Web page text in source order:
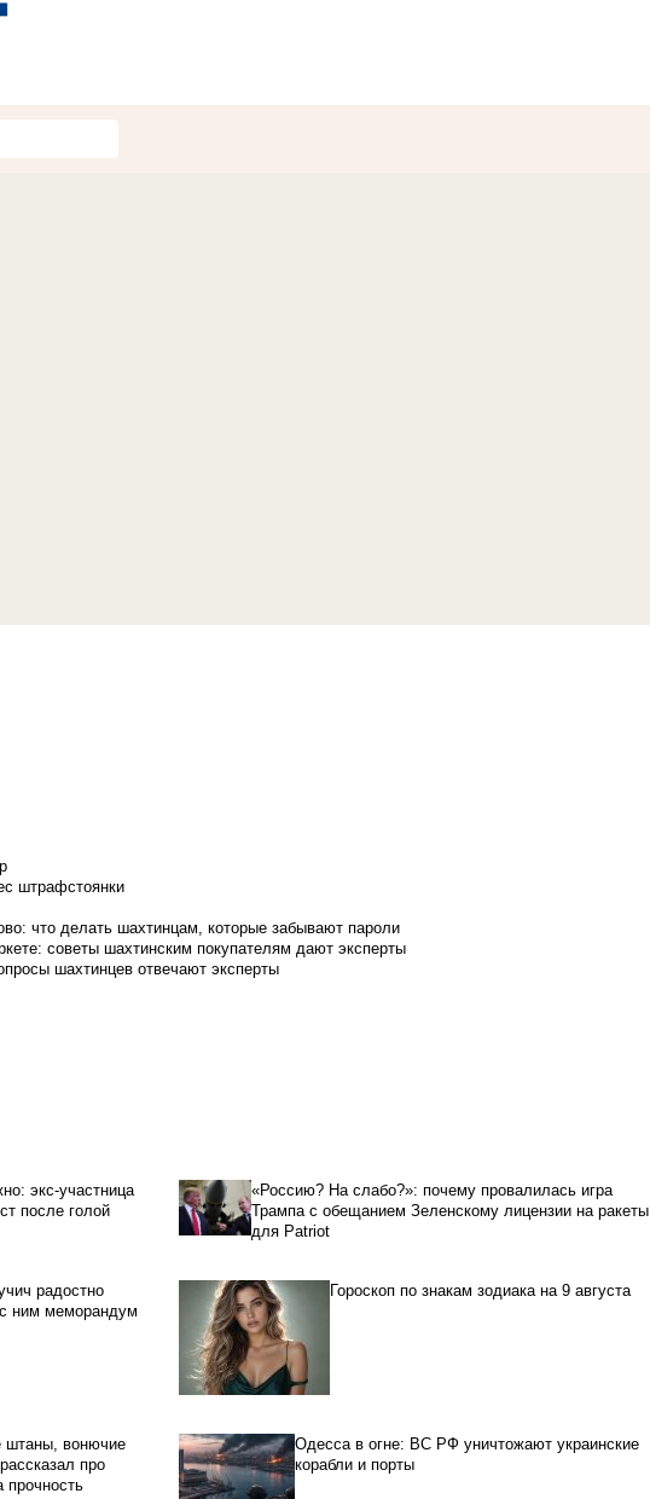
штрафстоянки
что делать шахтинцам, которые забывают пароли
советы шахтинским покупателям дают эксперты
шахтинцев отвечают эксперты
экс-участница
после голой
«Россию? На слабо?»: почему провалилась игра
Трампа с обещанием Зеленскому лицензии на ракеты
для Patriot
радостно
ним меморандум
Гороскоп по знакам зодиака на 9 августа
штаны, вонючие
про
прочность
Одесса в огне: ВС РФ уничтожают украинские
корабли и порты